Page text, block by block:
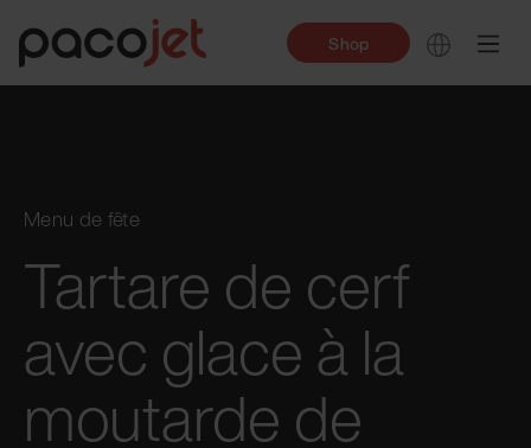
Shop
Menu de fête
Tartare de cerf
avec glace à la
moutarde de